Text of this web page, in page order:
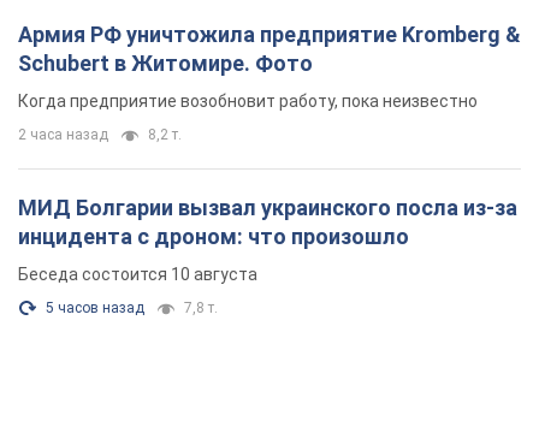
Армия РФ уничтожила предприятие Kromberg &
Schubert в Житомире. Фото
Когда предприятие возобновит работу, пока неизвестно
2 часа назад 8,2 т.
МИД Болгарии вызвал украинского посла из-за
инцидента с дроном: что произошло
Беседа состоится 10 августа
5 часов назад 7,8 т.